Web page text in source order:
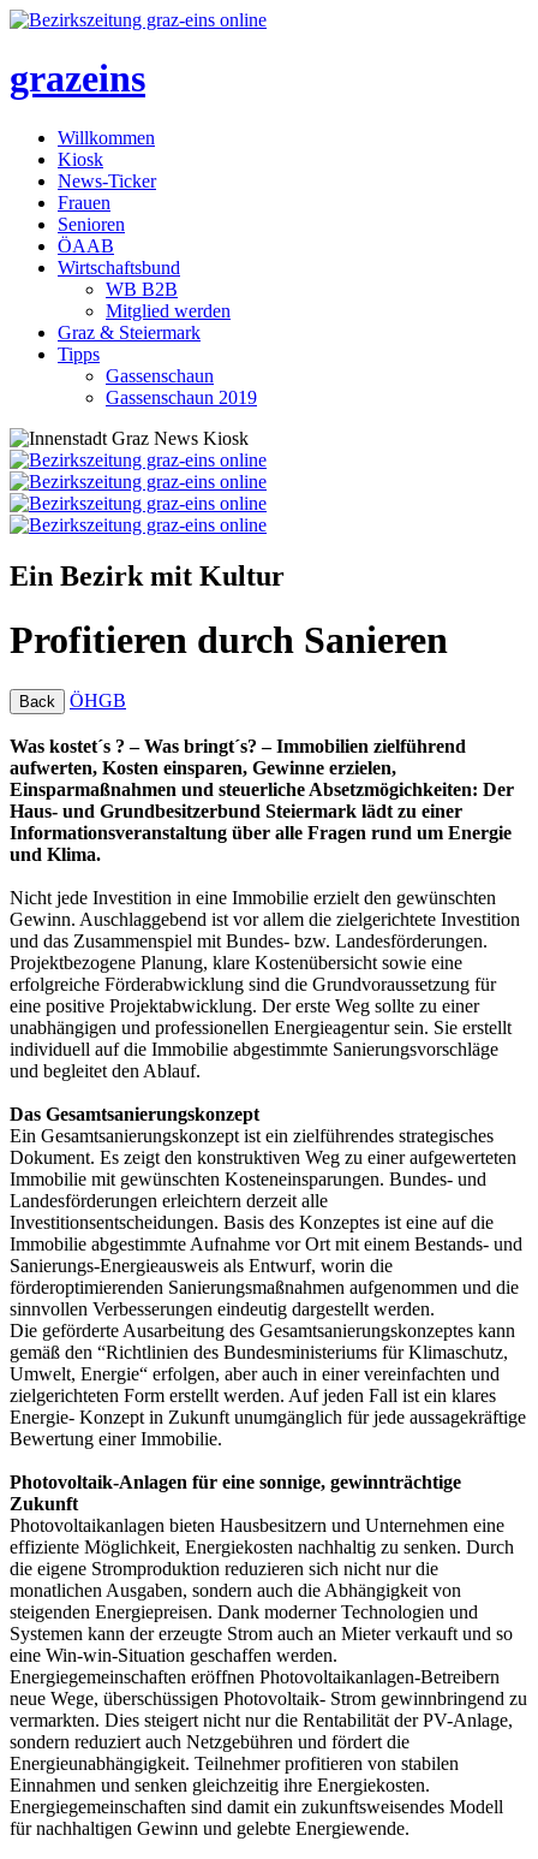
grazeins
Willkommen
Kiosk
News-Ticker
Frauen
Senioren
ÖAAB
Wirtschaftsbund
WB B2B
Mitglied werden
Graz & Steiermark
Tipps
Gassenschaun
Gassenschaun 2019
Ein Bezirk mit Kultur
Profitieren durch Sanieren
Back ÖHGB
Was kostet´s ? – Was bringt´s? – Immobilien zielführend
aufwerten, Kosten einsparen, Gewinne erzielen,
Einsparmaßnahmen und steuerliche Absetzmögichkeiten: Der
Haus- und Grundbesitzerbund Steiermark lädt zu einer
Informationsveranstaltung über alle Fragen rund um Energie
und Klima.
Nicht jede Investition in eine Immobilie erzielt den gewünschten
Gewinn. Auschlaggebend ist vor allem die zielgerichtete Investition
und das Zusammenspiel mit Bundes- bzw. Landesförderungen.
Projektbezogene Planung, klare Kostenübersicht sowie eine
erfolgreiche Förderabwicklung sind die Grundvoraussetzung für
eine positive Projektabwicklung. Der erste Weg sollte zu einer
unabhängigen und professionellen Energieagentur sein. Sie erstellt
individuell auf die Immobilie abgestimmte Sanierungsvorschläge
und begleitet den Ablauf.
Das Gesamtsanierungskonzept
Ein Gesamtsanierungskonzept ist ein zielführendes strategisches
Dokument. Es zeigt den konstruktiven Weg zu einer aufgewerteten
Immobilie mit gewünschten Kosteneinsparungen. Bundes- und
Landesförderungen erleichtern derzeit alle
Investitionsentscheidungen. Basis des Konzeptes ist eine auf die
Immobilie abgestimmte Aufnahme vor Ort mit einem Bestands- und
Sanierungs-Energieausweis als Entwurf, worin die
förderoptimierenden Sanierungsmaßnahmen aufgenommen und die
sinnvollen Verbesserungen eindeutig dargestellt werden.
Die geförderte Ausarbeitung des Gesamtsanierungskonzeptes kann
gemäß den “Richtlinien des Bundesministeriums für Klimaschutz,
Umwelt, Energie“ erfolgen, aber auch in einer vereinfachten und
zielgerichteten Form erstellt werden. Auf jeden Fall ist ein klares
Energie- Konzept in Zukunft unumgänglich für jede aussagekräftige
Bewertung einer Immobilie.
Photovoltaik-Anlagen für eine sonnige, gewinnträchtige
Zukunft
Photovoltaikanlagen bieten Hausbesitzern und Unternehmen eine
effiziente Möglichkeit, Energiekosten nachhaltig zu senken. Durch
die eigene Stromproduktion reduzieren sich nicht nur die
monatlichen Ausgaben, sondern auch die Abhängigkeit von
steigenden Energiepreisen. Dank moderner Technologien und
Systemen kann der erzeugte Strom auch an Mieter verkauft und so
eine Win-win-Situation geschaffen werden.
Energiegemeinschaften eröffnen Photovoltaikanlagen-Betreibern
neue Wege, überschüssigen Photovoltaik- Strom gewinnbringend zu
vermarkten. Dies steigert nicht nur die Rentabilität der PV-Anlage,
sondern reduziert auch Netzgebühren und fördert die
Energieunabhängigkeit. Teilnehmer profitieren von stabilen
Einnahmen und senken gleichzeitig ihre Energiekosten.
Energiegemeinschaften sind damit ein zukunftsweisendes Modell
für nachhaltigen Gewinn und gelebte Energiewende.